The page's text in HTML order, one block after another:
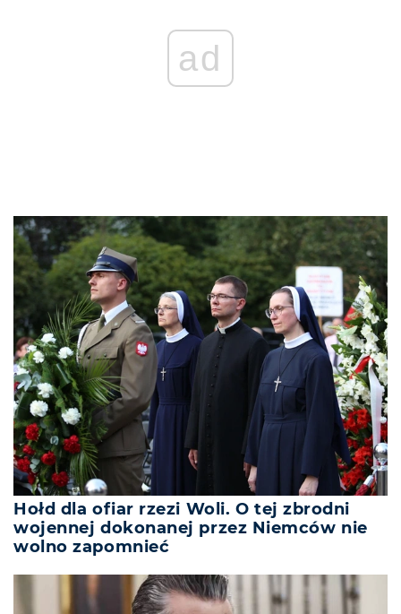
ad
Hołd dla ofiar rzezi Woli. O tej zbrodni
wojennej dokonanej przez Niemców nie
wolno zapomnieć